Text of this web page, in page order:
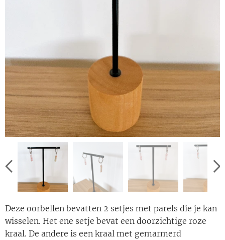
Deze oorbellen bevatten 2 setjes met parels die je kan
wisselen. Het ene setje bevat een doorzichtige roze
kraal. De andere is een kraal met gemarmerd